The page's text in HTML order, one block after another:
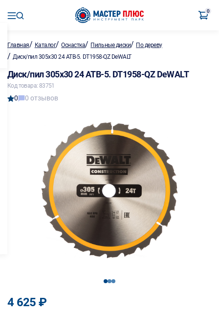
0
Главная/ Каталог/Оснастка/ Пильные диски/ По дереву
/ Диск/пил 305х30 24 ATB-5. DT1958-QZ DeWALT
Диск/пил 305х30 24 ATB-5. DT1958-QZ DeWALT
Код товара: 83751
0 0 отзывов
123
4 625 ₽